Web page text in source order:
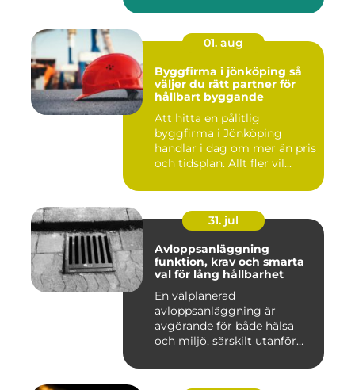
01. aug
Byggfirma i jönköping så
väljer du rätt partner för
hållbart byggande
Att hitta en pålitlig
byggfirma i Jönköping
handlar i dag om mer än pris
och tidsplan. Allt fler vil...
31. jul
Avloppsanläggning
funktion, krav och smarta
val för lång hållbarhet
En välplanerad
avloppsanläggning är
avgörande för både hälsa
och miljö, särskilt utanför